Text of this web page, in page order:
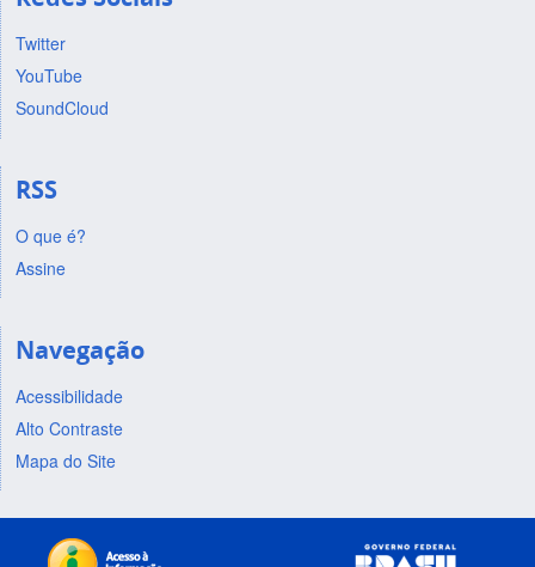
Twitter
YouTube
SoundCloud
RSS
O que é?
Assine
Navegação
Acessibilidade
Alto Contraste
Mapa do Site